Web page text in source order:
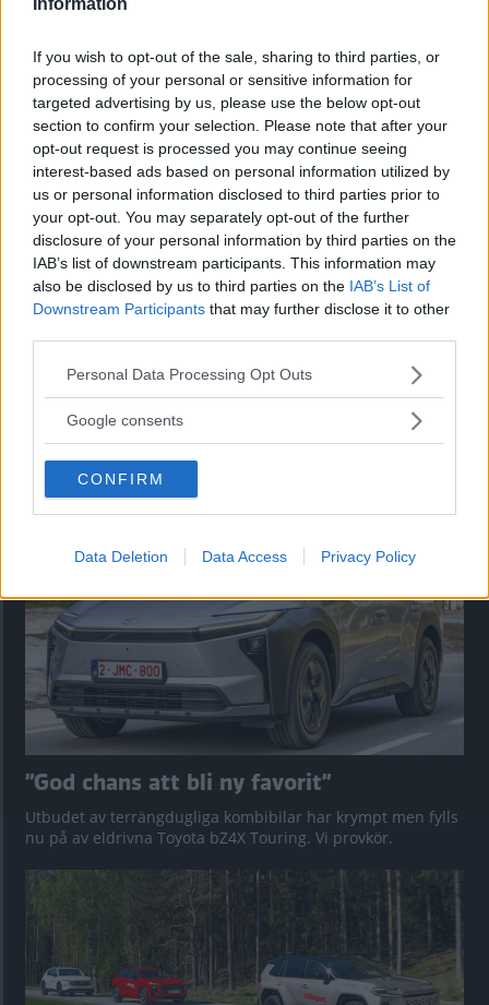
If you wish to opt-out of the sale, sharing to third parties, or
processing of your personal or sensitive information for
targeted advertising by us, please use the below opt-out
section to confirm your selection. Please note that after your
opt-out request is processed you may continue seeing
interest-based ads based on personal information utilized by
us or personal information disclosed to third parties prior to
your opt-out. You may separately opt-out of the further
disclosure of your personal information by third parties on the
IAB’s list of downstream participants. This information may
also be disclosed by us to third parties on the IAB’s List of
Downstream Participants that may further disclose it to other
Please note that this website/app uses one or more Google
not limited to your visit or usage behaviour. You may click to
use your data for below specified purposes in below Google
consent section.
Personal Data Processing Opt Outs
Google consents
CONFIRM
Data Deletion Data Access Privacy Policy
Tester: De senaste vi kört
Kia utmanar i kombiklassen – blir omkörd
av ”gamlingen”
Nykomlingen fälls av en besvärande nackdel.
”God chans att bli ny favorit”
Utbudet av terrängdugliga kombibilar har krympt men fylls
nu på av eldrivna Toyota bZ4X Touring. Vi provkör.